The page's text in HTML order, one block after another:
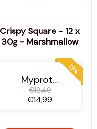
Crispy Square - 12 x
30g - Marshmallow
Myprotein Österreich
€18,49
€14,99
-19%